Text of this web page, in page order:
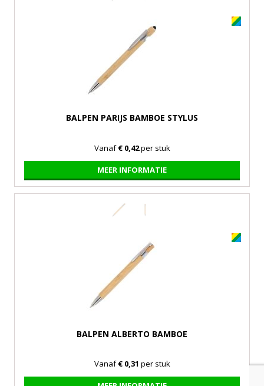
BALPEN PARIJS BAMBOE STYLUS
Vanaf€ 0,42per stuk
MEER INFORMATIE
BALPEN ALBERTO BAMBOE
Vanaf€ 0,31 per stuk